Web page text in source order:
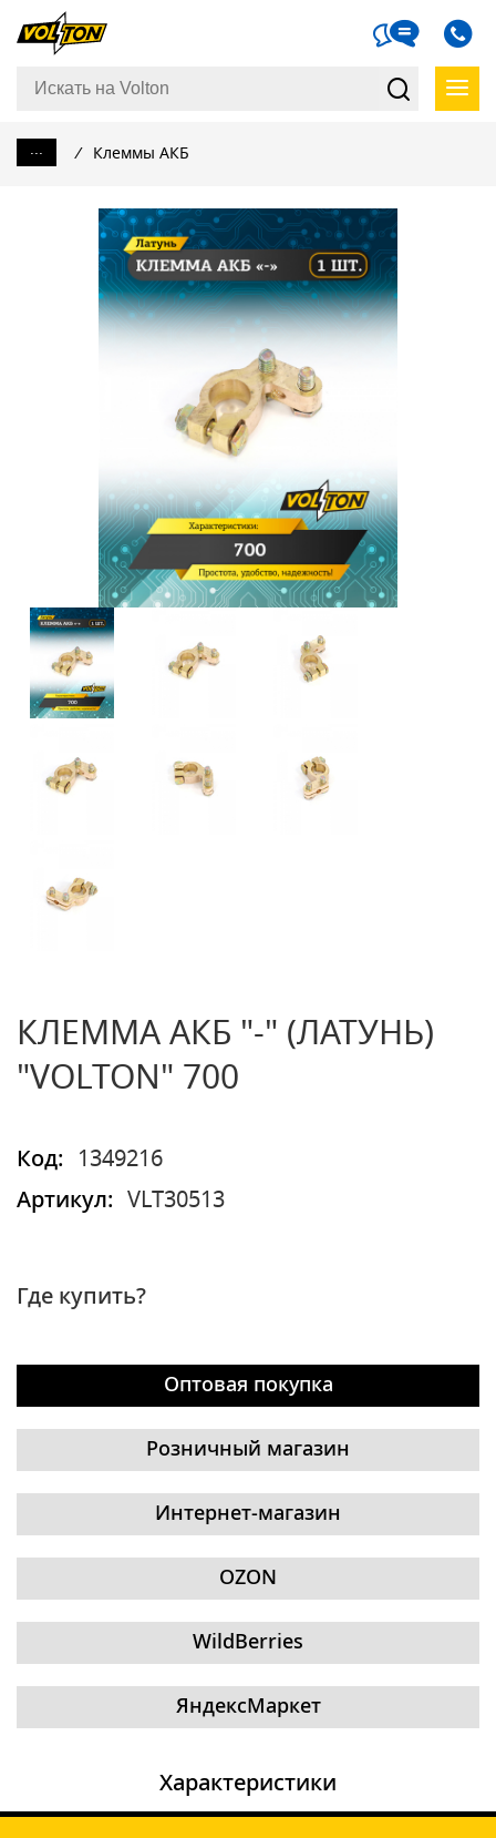
... / Клеммы АКБ
КЛЕММА АКБ "-" (ЛАТУНЬ)
"VOLTON" 700
Код:
1349216
Артикул:
VLT30513
Где купить?
Оптовая покупка
Розничный магазин
Интернет-магазин
OZON
WildBerries
ЯндексМаркет
Характеристики